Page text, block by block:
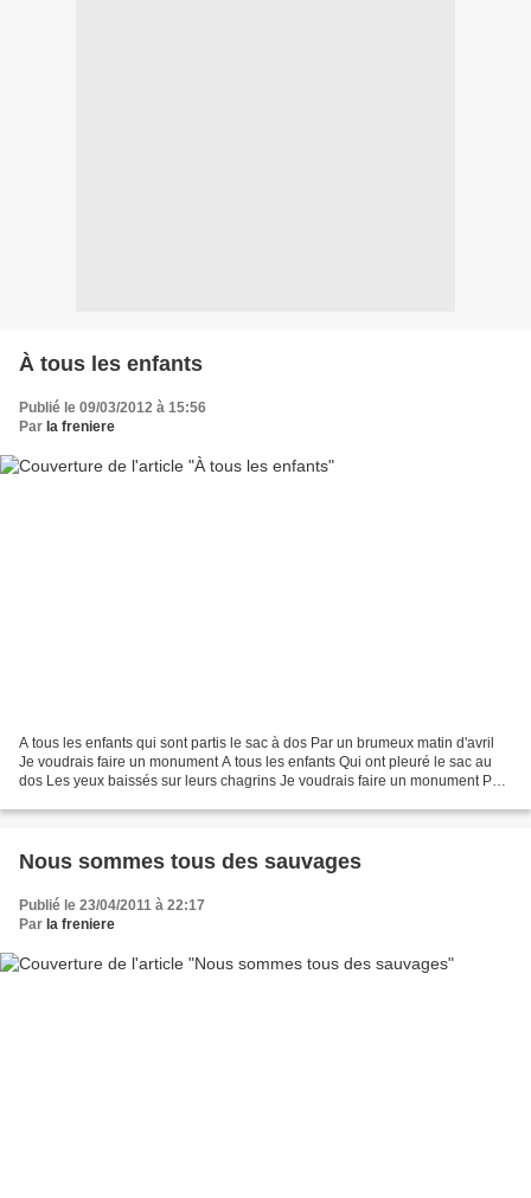
À tous les enfants
Publié le 09/03/2012 à 15:56
Par la freniere
A tous les enfants qui sont partis le sac à dos Par un brumeux matin d'avril
Je voudrais faire un monument A tous les enfants Qui ont pleuré le sac au
dos Les yeux baissés sur leurs chagrins Je voudrais faire un monument Pas
Nous sommes tous des sauvages
Publié le 23/04/2011 à 22:17
Par la freniere